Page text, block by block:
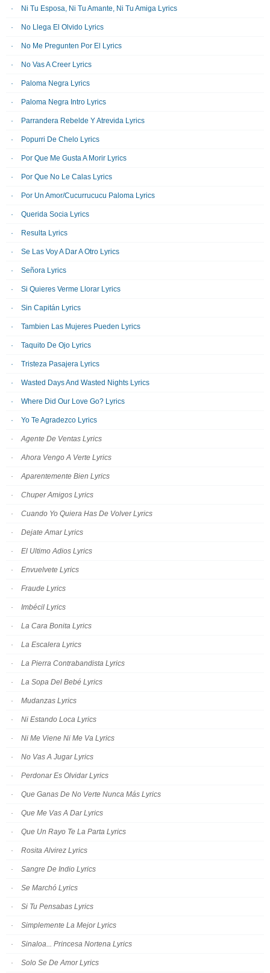
Ni Tu Esposa, Ni Tu Amante, Ni Tu Amiga Lyrics
No Llega El Olvido Lyrics
No Me Pregunten Por El Lyrics
No Vas A Creer Lyrics
Paloma Negra Lyrics
Paloma Negra Intro Lyrics
Parrandera Rebelde Y Atrevida Lyrics
Popurri De Chelo Lyrics
Por Que Me Gusta A Morir Lyrics
Por Que No Le Calas Lyrics
Por Un Amor/Cucurrucucu Paloma Lyrics
Querida Socia Lyrics
Resulta Lyrics
Se Las Voy A Dar A Otro Lyrics
Señora Lyrics
Si Quieres Verme Llorar Lyrics
Sin Capitán Lyrics
Tambien Las Mujeres Pueden Lyrics
Taquito De Ojo Lyrics
Tristeza Pasajera Lyrics
Wasted Days And Wasted Nights Lyrics
Where Did Our Love Go? Lyrics
Yo Te Agradezco Lyrics
Agente De Ventas Lyrics
Ahora Vengo A Verte Lyrics
Aparentemente Bien Lyrics
Chuper Amigos Lyrics
Cuando Yo Quiera Has De Volver Lyrics
Dejate Amar Lyrics
El Ultimo Adios Lyrics
Envuelvete Lyrics
Fraude Lyrics
Imbécil Lyrics
La Cara Bonita Lyrics
La Escalera Lyrics
La Pierra Contrabandista Lyrics
La Sopa Del Bebé Lyrics
Mudanzas Lyrics
Ni Estando Loca Lyrics
Ni Me Viene Ni Me Va Lyrics
No Vas A Jugar Lyrics
Perdonar Es Olvidar Lyrics
Que Ganas De No Verte Nunca Más Lyrics
Que Me Vas A Dar Lyrics
Que Un Rayo Te La Parta Lyrics
Rosita Alvirez Lyrics
Sangre De Indio Lyrics
Se Marchó Lyrics
Si Tu Pensabas Lyrics
Simplemente La Mejor Lyrics
Sinaloa... Princesa Nortena Lyrics
Solo Se De Amor Lyrics